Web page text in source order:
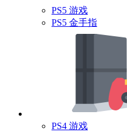
PS5 游戏
PS5 金手指
PS4 游戏